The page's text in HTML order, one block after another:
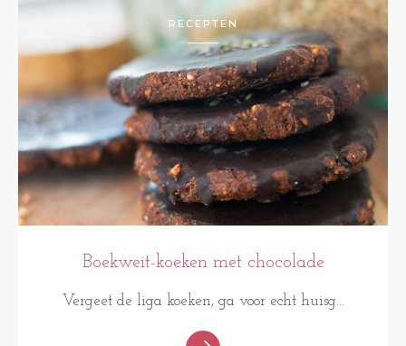
RECEPTEN
Boekweit-koeken met chocolade
Vergeet de liga koeken, ga voor echt huisg...